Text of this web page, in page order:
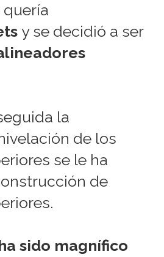
quería
y se decidió a ser
la
de los
se le ha
de
sido magnífico